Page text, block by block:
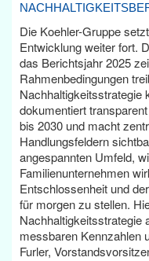
Die Koehler-Gruppe
Entwicklung weiter fort.
das Berichtsjahr 2025
Rahmenbedingungen
Nachhaltigkeitsstrategie
dokumentiert
bis 2030 und macht
Handlungsfeldern
angespannten Umfeld,
Familienunternehmen
Entschlossenheit und
für morgen zu stellen.
Nachhaltigkeitsstrategie
messbaren Kennzahlen
Furler,